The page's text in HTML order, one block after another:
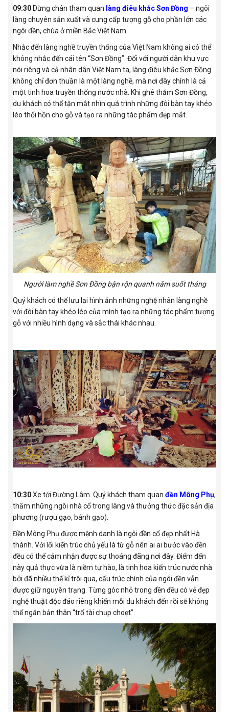
09:30 Dừng chân tham quan làng điêu khắc Sơn Đồng – ngôi
làng chuyên sản xuất và cung cấp tượng gỗ cho phần lớn các
ngôi đền, chùa ở miền Bắc Việt Nam.
Nhắc đến làng nghề truyền thống của Việt Nam không ai có thể
không nhắc đến cái tên “Sơn Đồng”. Đối với người dân khu vực
nói riêng và cả nhân dân Việt Nam ta, làng điêu khắc Sơn Đồng
không chỉ đơn thuần là một làng nghề, mà nơi đây chính là cả
một tinh hoa truyền thống nước nhà. Khi ghé thăm Sơn Đồng,
du khách có thể tận mắt nhìn quá trình những đôi bàn tay khéo
léo thổi hồn cho gỗ và tạo ra những tác phẩm đẹp mắt.
Người làm nghề Sơn Đồng bận rộn quanh năm suốt tháng
Quý khách có thể lưu lại hình ảnh những nghệ nhân làng nghề
với đôi bàn tay khéo léo của mình tạo ra những tác phẩm tượng
gỗ với nhiều hình dạng và sắc thái khác nhau.
10:30Xe tới Đường Lâm. Quý khách tham quan đền Mông Phụ,
thăm những ngôi nhà cổ trong làng và thưởng thức đặc sản địa
phương (rượu gạo, bánh gạo).
Đền Mông Phụ được mệnh danh là ngôi đền cổ đẹp nhất Hà
thành. Với lối kiến trúc chủ yếu là từ gỗ nên ai ai bước vào đền
đều có thể cảm nhận được sự thoáng đãng nơi đây. Điểm đến
này quả thực vừa là niềm tự hào, là tinh hoa kiến trúc nước nhà
bởi đã nhiều thế kỉ trôi qua, cấu trúc chính của ngôi đền vẫn
được giữ nguyên trạng. Từng góc nhỏ trong đền đều có vẻ đẹp
nghệ thuật độc đáo riêng khiến mỗi du khách đến rồi sẽ không
thể ngăn bản thân “trổ tài chụp choẹt”.